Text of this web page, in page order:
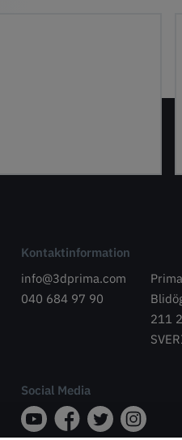
Kontaktinformation
info@3dprima.com
040 684 97 90
211
Social Media